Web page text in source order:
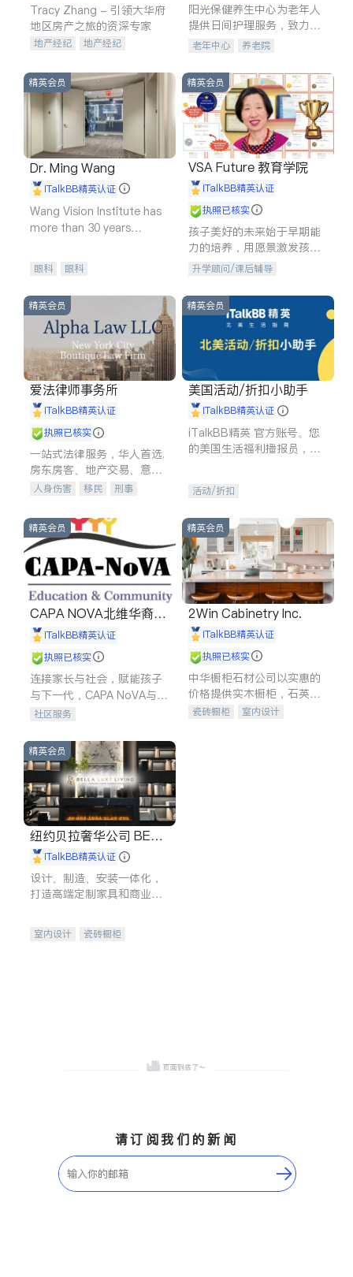
Tracy Zhang - 引领大华府
地区房产之旅的资深专家
地产经纪
地产经纪
商铺租售
开发商建商
阳光保健养生中心为老年人
提供日间护理服务，致力于
通过持续的护理创新来有效
老年中心 养老院
精英会员
Dr. Ming Wang
iTalkBB精英认证
Wang Vision Institute has
more than 30 years
眼科 眼科
精英会员
VSA Future 教育学院
iTalkBB精英认证
执照已核实
孩子美好的未来始于早期能
力的培养，用愿景激发孩子
的学习潜力和动力。理念：
拥有成长型心态是成功的基
石。
升学顾问/课后辅导
精英会员
爱法律师事务所
iTalkBB精英认证
执照已核实
一站式法律服务，华人首选.
房东房客、地产交易、意外
伤害、车祸重伤、商业诉
建筑合同、刑事案件全包办
人身伤害 移民
刑事
信托/遗嘱
商业
索赔
律师-其它 保释
精英会员
美国活动/折扣小助手
iTalkBB精英认证
iTalkBB精英 官方账号。您
的美国生活福利播报员，精
专属福利。
活动/折扣
精英会员
CAPA NOVA北维华裔家
长会iTalkBB精英认证
执照已核实
连接家长与社会，赋能孩子
与下一代，CAPA NoVA与您
携手建设包容、公平、充满
社区服务
精英会员
2Win Cabinetry Inc.
iTalkBB精英认证
执照已核实
中华橱柜石材公司以实惠的
价格提供实木橱柜，石英石
台面，多种优质不锈钢水
瓷砖橱柜
室内设计
精英会员
纽约贝拉奢华公司 BELL
A LUXE
iTalkBB精英认证
设计、制造、安装一体化，
打造高端定制家具和商业空
室内设计
瓷砖橱柜
请订阅我们的新闻